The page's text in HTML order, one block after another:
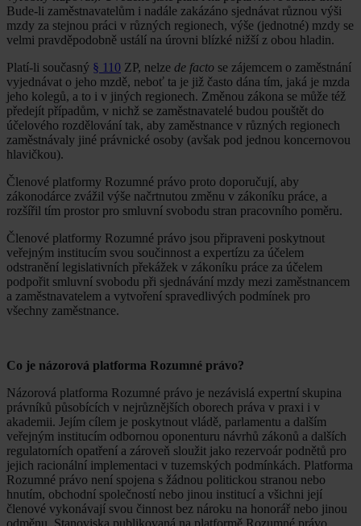
Bude-li zaměstnavatelům i nadále zakázáno sjednávat různou výši
mzdy za stejnou práci v různých regionech, výše (jednotné) mzdy se
velmi pravděpodobně ustálí na úrovni blízké nižší z obou hladin.
Platí-li současný § 110 ZP, nelze de facto se zájemcem o zaměstnání
vyjednávat o jeho mzdě, neboť ta je již často dána tím, jaká je mzda
jeho kolegů, a to i v jiných regionech. Změnou zákona se může též
předejít případům, v nichž se zaměstnavatelé budou pouštět do
účelového rozdělování tak, aby zaměstnance v různých regionech
zaměstnávaly jiné právnické osoby (avšak pod jednou koncernovou
hlavičkou).
Členové platformy Rozumné právo proto doporučují, aby
zákonodárce zvážil výše načrtnutou změnu v zákoníku práce, a
rozšířil tím prostor pro smluvní svobodu stran pracovního poměru.
Členové platformy Rozumné právo jsou připraveni poskytnout
veřejným institucím svou součinnost a expertízu za účelem
odstranění legislativních překážek v zákoníku práce za účelem
podpořit smluvní svobodu při sjednávání mzdy mezi zaměstnancem
a zaměstnavatelem a vytvoření spravedlivých podmínek pro
všechny zaměstnance.
Co je názorová platforma Rozumné právo?
Názorová platforma Rozumné právo je nezávislá expertní skupina
právníků působících v nejrůznějších oborech práva v praxi i v
akademii. Jejím cílem je poskytnout vládě, parlamentu a dalším
veřejným institucím odbornou oponenturu návrhů zákonů a dalších
regulatorních opatření a zároveň sloužit jako rezervoár podnětů pro
jejich racionální implementaci v tuzemských podmínkách. Platforma
Rozumné právo není spojena s žádnou politickou stranou nebo
hnutím, obchodní společností nebo jinou institucí a všichni její
členové vykonávají svou činnost bez nároku na honorář nebo jinou